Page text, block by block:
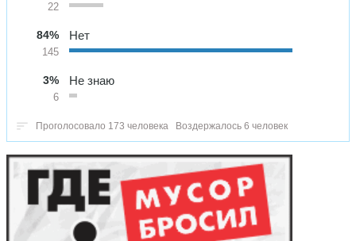
22
84%
145
Нет
3%
6
Не знаю
Проголосовало 173 человека Воздержалось 6 человек